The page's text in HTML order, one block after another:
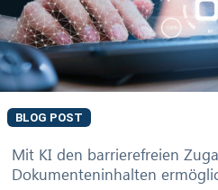
BLOG POST
Mit KI den barrierefreien
Dokumenteninhalten